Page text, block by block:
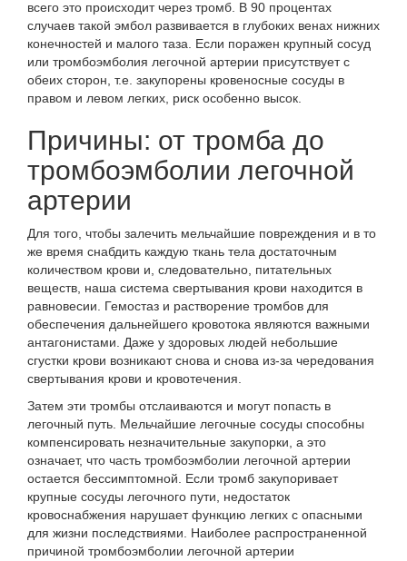
всего это происходит через тромб. В 90 процентах
случаев такой эмбол развивается в глубоких венах нижних
конечностей и малого таза. Если поражен крупный сосуд
или тромбоэмболия легочной артерии присутствует с
обеих сторон, т.е. закупорены кровеносные сосуды в
правом и левом легких, риск особенно высок.
Причины: от тромба до
тромбоэмболии легочной
артерии
Для того, чтобы залечить мельчайшие повреждения и в то
же время снабдить каждую ткань тела достаточным
количеством крови и, следовательно, питательных
веществ, наша система свертывания крови находится в
равновесии. Гемостаз и растворение тромбов для
обеспечения дальнейшего кровотока являются важными
антагонистами. Даже у здоровых людей небольшие
сгустки крови возникают снова и снова из-за чередования
свертывания крови и кровотечения.
Затем эти тромбы отслаиваются и могут попасть в
легочный путь. Мельчайшие легочные сосуды способны
компенсировать незначительные закупорки, а это
означает, что часть тромбоэмболии легочной артерии
остается бессимптомной. Если тромб закупоривает
крупные сосуды легочного пути, недостаток
кровоснабжения нарушает функцию легких с опасными
для жизни последствиями. Наиболее распространенной
причиной тромбоэмболии легочной артерии